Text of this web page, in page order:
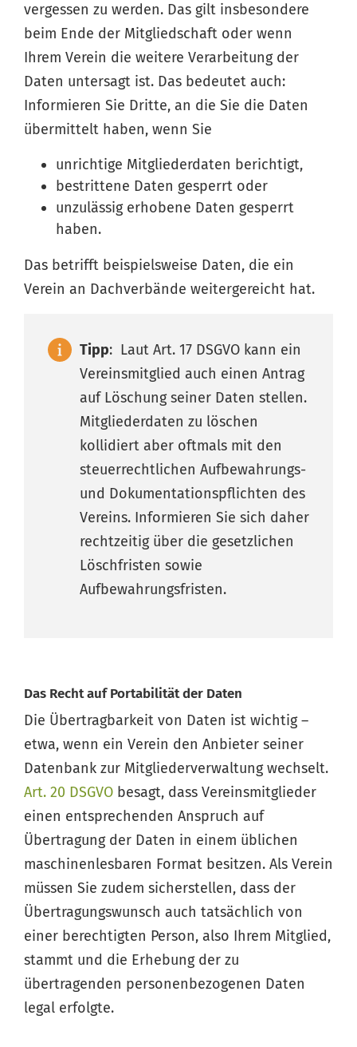
vergessen zu werden. Das gilt insbesondere
beim Ende der Mitgliedschaft oder wenn
Ihrem Verein die weitere Verarbeitung der
Daten untersagt ist. Das bedeutet auch:
Informieren Sie Dritte, an die Sie die Daten
übermittelt haben, wenn Sie
unrichtige Mitgliederdaten berichtigt,
bestrittene Daten gesperrt oder
unzulässig erhobene Daten gesperrt
haben.
Das betrifft beispielsweise Daten, die ein
Verein an Dachverbände weitergereicht hat.
Tipp: Laut Art. 17 DSGVO kann ein
Vereinsmitglied auch einen Antrag
auf Löschung seiner Daten stellen.
Mitgliederdaten zu löschen
kollidiert aber oftmals mit den
steuerrechtlichen Aufbewahrungs-
und Dokumentationspflichten des
Vereins. Informieren Sie sich daher
rechtzeitig über die gesetzlichen
Löschfristen sowie
Aufbewahrungsfristen.
Das Recht auf Portabilität der Daten
Die Übertragbarkeit von Daten ist wichtig –
etwa, wenn ein Verein den Anbieter seiner
Datenbank zur Mitgliederverwaltung wechselt.
Art. 20 DSGVO besagt, dass Vereinsmitglieder
einen entsprechenden Anspruch auf
Übertragung der Daten in einem üblichen
maschinenlesbaren Format besitzen. Als Verein
müssen Sie zudem sicherstellen, dass der
Übertragungswunsch auch tatsächlich von
einer berechtigten Person, also Ihrem Mitglied,
stammt und die Erhebung der zu
übertragenden personenbezogenen Daten
legal erfolgte.